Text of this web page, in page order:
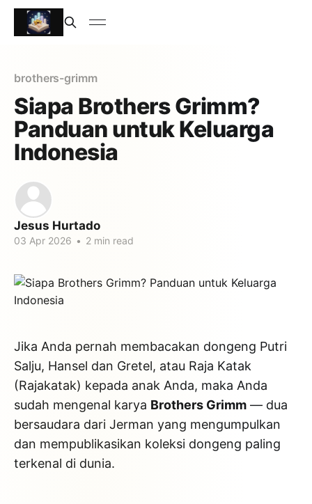
brothers-grimm
Siapa Brothers Grimm?
Panduan untuk Keluarga
Indonesia
Jesus Hurtado
03 Apr 2026 • 2 min read
Jika Anda pernah membacakan dongeng Putri
Salju, Hansel dan Gretel, atau Raja Katak
(Rajakatak) kepada anak Anda, maka Anda
sudah mengenal karya Brothers Grimm — dua
bersaudara dari Jerman yang mengumpulkan
dan mempublikasikan koleksi dongeng paling
terkenal di dunia.